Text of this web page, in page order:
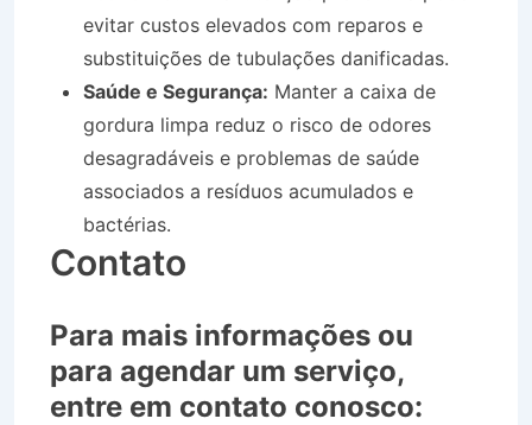
evitar custos elevados com reparos e
substituições de tubulações danificadas.
Saúde e Segurança: Manter a caixa de
gordura limpa reduz o risco de odores
desagradáveis e problemas de saúde
associados a resíduos acumulados e
bactérias.
Contato
Para mais informações ou
para agendar um serviço,
entre em contato conosco: